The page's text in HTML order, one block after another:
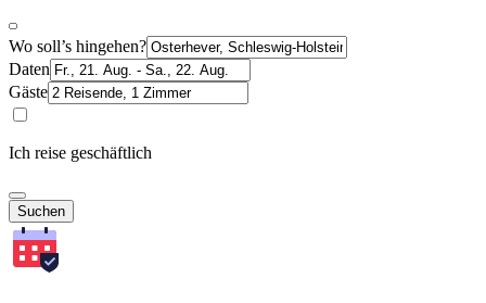
Wo soll’s hingehen?
Daten
Gäste
Ich reise geschäftlich
Suchen